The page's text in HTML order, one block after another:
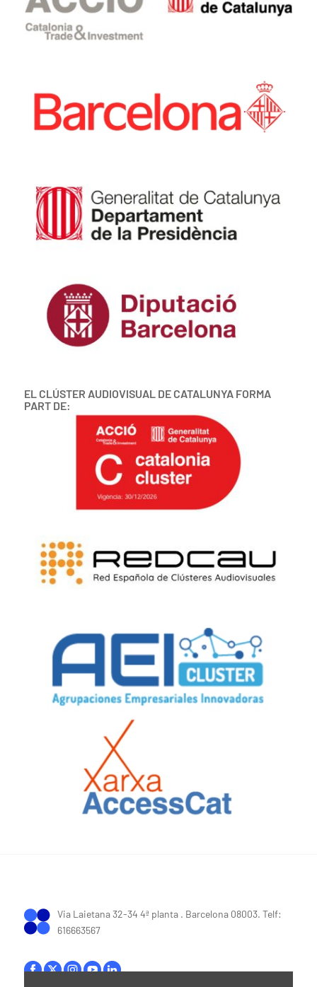
EL CLÚSTER AUDIOVISUAL DE CATALUNYA FORMA
PART DE:
Via Laietana 32-34 4ª planta . Barcelona 08003. Telf:
616663567